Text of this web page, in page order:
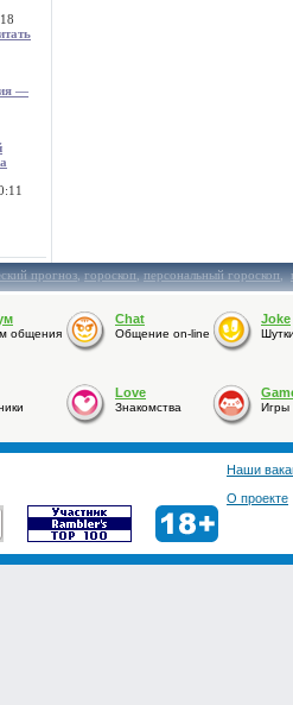
—
прогноз,гороскоп,персональный гороскоп,
общения
Chat
Общение on-line
Joke
Love
Знакомства Игры
Наши
О проекте